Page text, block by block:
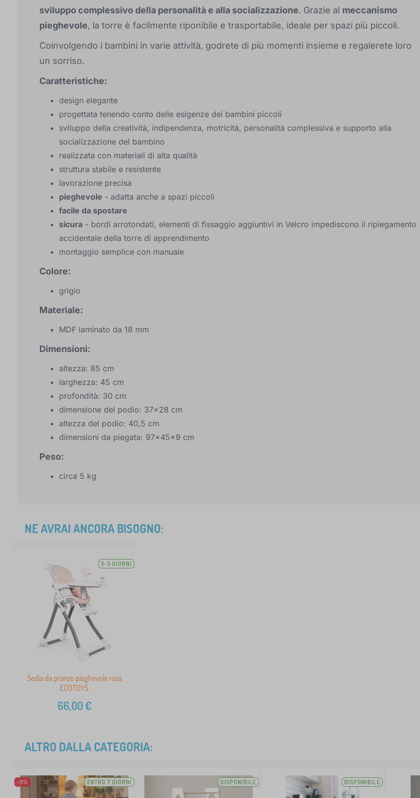
sviluppo complessivo della personalità e alla socializzazione. Grazie al meccanismo
pieghevole, la torre è facilmente riponibile e trasportabile, ideale per spazi più piccoli.
Coinvolgendo i bambini in varie attività, godrete di più momenti insieme e regalerete loro
un sorriso.
Caratteristiche:
design elegante
progettata tenendo conto delle esigenze dei bambini piccoli
sviluppo della creatività, indipendenza, motricità, personalità complessiva e supporto alla
socializzazione del bambino
realizzata con materiali di alta qualità
struttura stabile e resistente
lavorazione precisa
pieghevole - adatta anche a spazi piccoli
facile da spostare
sicura - bordi arrotondati, elementi di fissaggio aggiuntivi in Velcro impediscono il ripiegamento
accidentale della torre di apprendimento
montaggio semplice con manuale
Colore:
grigio
Materiale:
MDF laminato da 18 mm
Dimensioni:
altezza: 85 cm
larghezza: 45 cm
profondità: 30 cm
dimensione del podio: 37x28 cm
altezza del podio: 40,5 cm
dimensioni da piegata: 97x45x9 cm
Peso:
circa 5 kg
NE AVRAI ANCORA BISOGNO:
3-5 GIORNI
Sedia da pranzo pieghevole rosa
ECOTOYS
66,00€
ALTRO DALLA CATEGORIA:
-9% ENTRO 7 GIORNI DISPONIBILE DISPONIBILE